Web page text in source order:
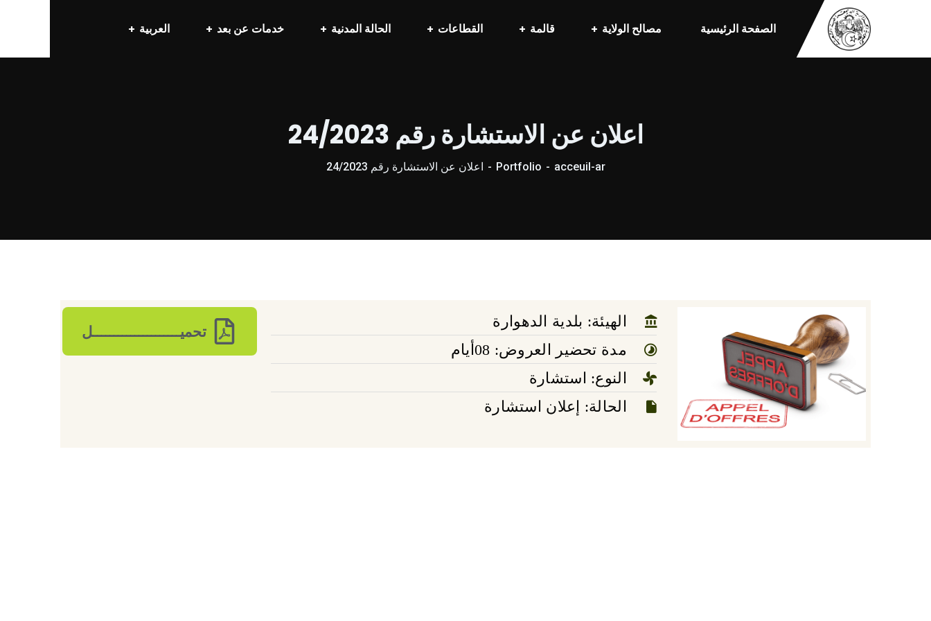
الصفحة الرئيسية مصالح الولاية قالمة القطاعات الحالة المدنية خدمات عن بعد العربية
اعلان عن الاستشارة رقم 24/2023
acceuil-ar
Portfolio اعلان عن الاستشارة رقم 24/2023
الهيئة: بلدية الدهوارة
مدة تحضير العروض: 08أيام
النوع: استشارة
الحالة: إعلان استشارة
تحميـــــــــــــــــــــل